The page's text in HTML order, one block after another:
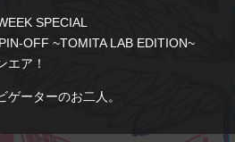
SPECIAL
OFF ~TOMITA LAB EDITION~
エア！
ゲーターのお二人。